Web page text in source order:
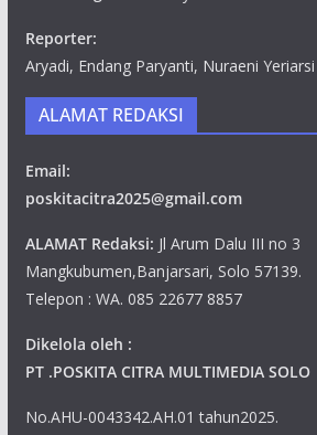
Reporter:
Aryadi, Endang Paryanti, Nuraeni Yeriarsi
ALAMAT REDAKSI
Email:
poskitacitra2025@gmail.com
ALAMAT Redaksi: Jl Arum Dalu III no 3
Mangkubumen,Banjarsari, Solo 57139.
Telepon : WA. 085 22677 8857
Dikelola oleh :
PT .POSKITA CITRA MULTIMEDIA SOLO
No.AHU-0043342.AH.01 tahun2025.